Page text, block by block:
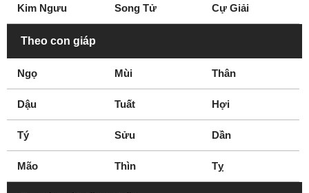
Parkour
Kim Ngưu Song Tử Cự Giải
Theo con giáp
Ngọ Mùi Thân
Dậu Tuất Hợi
Tý Sửu Dần
Mão Thìn Tỵ